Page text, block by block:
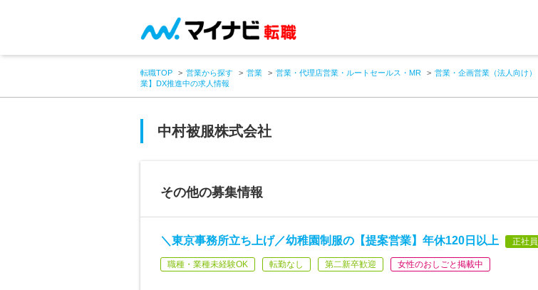
転職TOP 営業から探す 営業 営業・代理店営業・ルートセールス・MR 営業・企画営業（法人向け）
業】DX推進中の求人情報
中村被服株式会社
その他の募集情報
＼東京事務所立ち上げ／幼稚園制服の【提案営業】年休120日以上 正社員
職種・業種未経験OK 転勤なし 第二新卒歓迎 女性のおしごと掲載中